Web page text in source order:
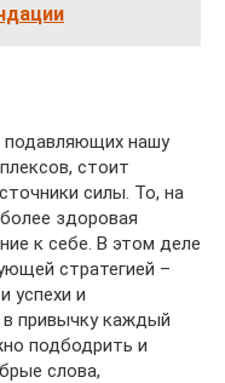
подавляющих нашу
стоит
силы. То, на
здоровая
к себе. В этом деле
стратегией –
успехи и
привычку каждый
подбодрить и
слова,